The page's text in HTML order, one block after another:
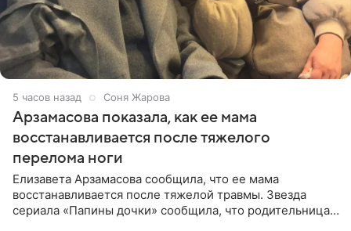
5 часов назад Соня Жарова
Арзамасова показала, как ее мама
восстанавливается после тяжелого
перелома ноги
Елизавета Арзамасова сообщила, что ее мама
восстанавливается после тяжелой травмы. Звезда
сериала «Папины дочки» сообщила, что родительница